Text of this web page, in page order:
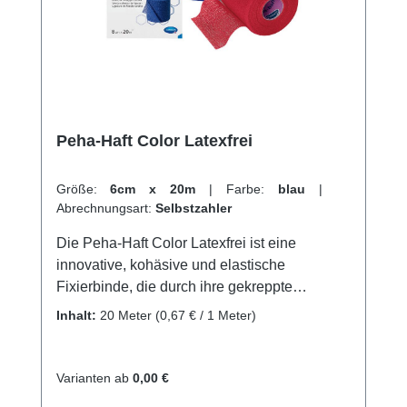
und profitieren Sie von unserem schnellen
Versand und unserem hervorragenden
Peha-Haft Color Latexfrei
Größe: 6cm x 20m | Farbe: blau |
Abrechnungsart: Selbstzahler
Die Peha-Haft Color Latexfrei ist eine
innovative, kohäsive und elastische
Fixierbinde, die durch ihre gekreppte
Gewebestruktur und Imprägnierung mit einem
ca. 100 % und dem starken
Inhalt: 20 Meter (0,67 € / 1 Meter)
Varianten ab 0,00 €